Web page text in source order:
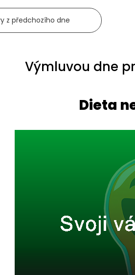
z předchozího dne
Výmluvou dne
Dieta